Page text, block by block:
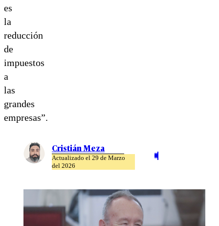
es
la
reducción
de
impuestos
a
las
grandes
empresas”.
Cristián Meza
Actualizado el 29 de Marzo
del 2026